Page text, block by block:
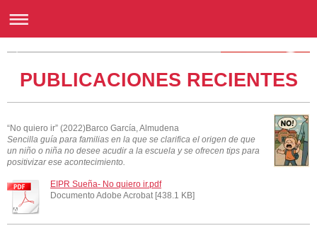
PUBLICACIONES RECIENTES
“No quiero ir” (2022)Barco García, Almudena
Sencilla guía para familias en la que se clarifica el origen de que
un niño o niña no desee acudir a la escuela y se ofrecen tips para
positivizar ese acontecimiento.
EIPR Sueña- No quiero ir.pdf
Documento Adobe Acrobat [438.1 KB]